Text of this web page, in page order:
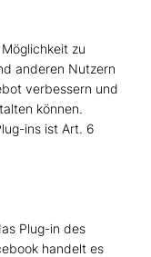
zu
anderen Nutzern
verbessern und
können.
ins ist Art. 6
Plug-in des
handelt es